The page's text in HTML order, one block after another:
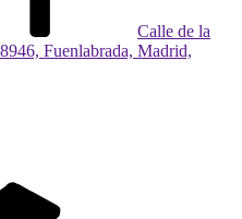
Calle de la
Fuenlabrada, Madrid,